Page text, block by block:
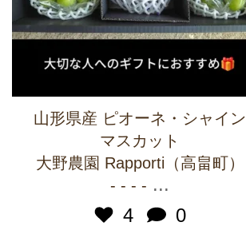
山形県産 ピオーネ・シャイン
マスカット
大野農園 Rapporti（高畠町）
- - - - ...
4
0